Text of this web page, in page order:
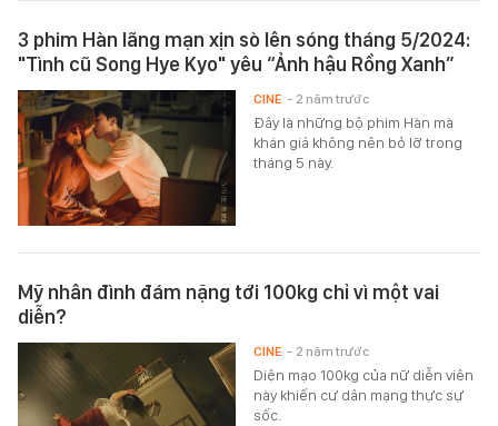
3 phim Hàn lãng mạn xịn sò lên sóng tháng 5/2024:
"Tình cũ Song Hye Kyo" yêu “Ảnh hậu Rồng Xanh”
Đây là những bộ phim Hàn mà
khán giả không nên bỏ lỡ trong
tháng 5 này.
CINE - 2 năm trước
Mỹ nhân đình đám nặng tới 100kg chỉ vì một vai
diễn?
Diện mạo 100kg của nữ diễn viên
này khiến cư dân mạng thực sự
sốc.
CINE - 2 năm trước